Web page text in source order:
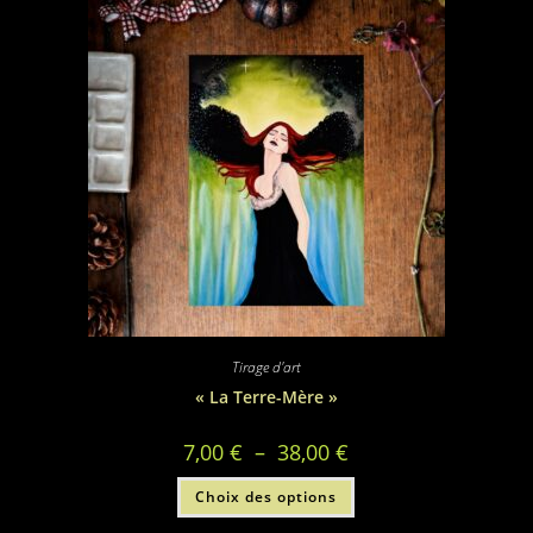
Tirage d'art
« La Terre-Mère »
7,00€ – 38,00€
prix :
à
Choix des options
Ce
a